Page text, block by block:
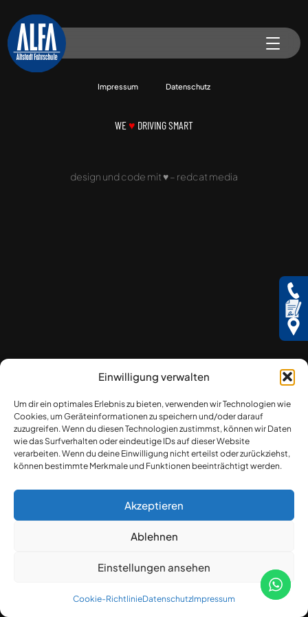
Einwilligung verwalten
Um dir ein optimales Erlebnis zu bieten, verwenden wir Technologien wie
Cookies, um Geräteinformationen zu speichern und/oder darauf
zuzugreifen. Wenn du diesen Technologien zustimmst, können wir Daten
wie das Surfverhalten oder eindeutige IDs auf dieser Website
verarbeiten. Wenn du deine Einwilligung nicht erteilst oder zurückziehst,
können bestimmte Merkmale und Funktionen beeinträchtigt werden.
Akzeptieren
Ablehnen
Einstellungen ansehen
Cookie-RichtlinieDatenschutzImpressum
Impressum Datenschutz
WE♥ DRIVING SMART
design und code mit♥– redcat media